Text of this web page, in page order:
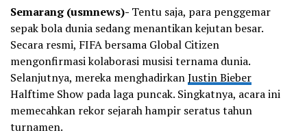
Semarang (usmnews)- Tentu saja, para penggemar
sepak bola dunia sedang menantikan kejutan besar.
Secara resmi, FIFA bersama Global Citizen
mengonfirmasi kolaborasi musisi ternama dunia.
Selanjutnya, mereka menghadirkanJustin Bieber
Halftime Show pada laga puncak. Singkatnya, acara ini
memecahkan rekor sejarah hampir seratus tahun
turnamen.